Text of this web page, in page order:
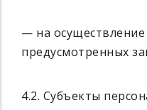
— на
предусмотренных
4.2. Субъекты